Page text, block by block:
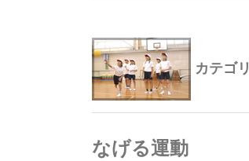
カテゴ
なげる運動